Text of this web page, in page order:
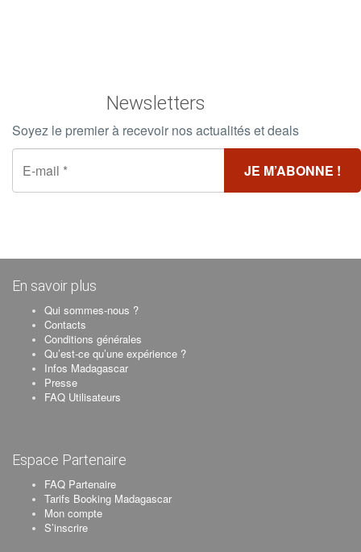
Newsletters
Soyez le premier à recevoir nos actualités et deals
En savoir plus
Qui sommes-nous ?
Contacts
Conditions générales
Qu’est-ce qu’une expérience ?
Infos Madagascar
Presse
FAQ Utilisateurs
Espace Partenaire
FAQ Partenaire
Tarifs Booking Madagascar
Mon compte
S’inscrire